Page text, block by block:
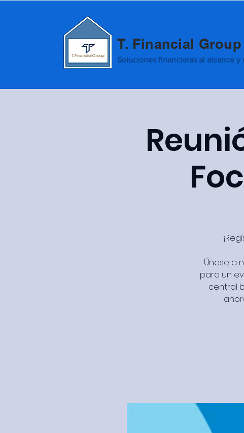
T. Financial Group
Soluciones financieras al alcance
Únase a
para un
central